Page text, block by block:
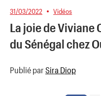
31/03/2022 Vidéos
La joie de Viviane
du Sénégal chez
Publié par Sira Diop